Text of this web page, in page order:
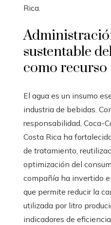
Rica.
sustentable
como recurso
El agua es un insumo
industria de bebidas.
responsabilidad, Coca-
Costa Rica ha
de tratamiento,
optimización del
compañía ha invertido
que permite reducir la
utilizada por litro
indicadores de